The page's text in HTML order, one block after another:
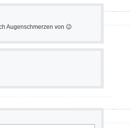
Augenschmerzen von 😉